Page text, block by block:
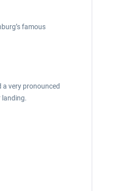
famous
very pronounced
landing.